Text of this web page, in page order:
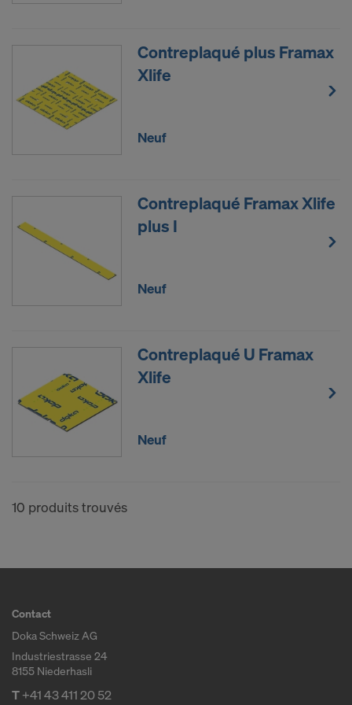
Contreplaqué plus Framax
Xlife
Neuf
Contreplaqué Framax Xlife
plus I
Neuf
Contreplaqué U Framax
Xlife
Neuf
10 produits trouvés
Contact
Doka Schweiz AG
Industriestrasse 24
8155 Niederhasli
T+41 43 411 20 52
Nous avons besoin de votre consentement
explicite pour continuer à pouvoir transmettre vos
données à caractère personnel à ces fournisseurs.
Vous pourrez révoquer, avec effet à l’avenir, votre
consentement à tout moment en accédant aux
paramétrages des cookies sur le site Internet.
DE COOKIES ET AU TRANSFERT DE
VOS DONNÉES À CARACTÈRE
PERSONNEL AUX ÉTATS-UNIS?